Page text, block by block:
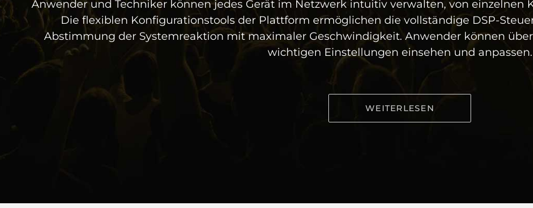
Anwender und Techniker können jedes Gerät im Netzwerk intuitiv verwalten, von einzelnen
Die flexiblen Konfigurationstools der Plattform ermöglichen die vollständige DSP-
Abstimmung der Systemreaktion mit maximaler Geschwindigkeit. Anwender können
wichtigen Einstellungen einsehen und anpassen.
WEITERLESEN